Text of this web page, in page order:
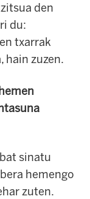
den
du:
txarrak
hain zuzen.
sinatu
hemengo
zuten.